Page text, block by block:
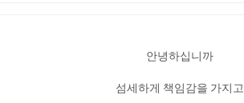
안녕하십니까
섬세하게 책임감을 가지고